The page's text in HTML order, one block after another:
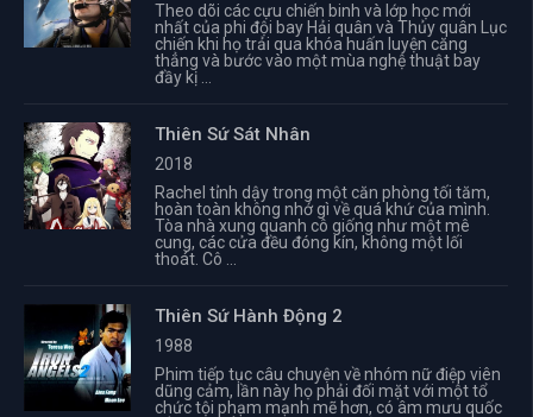
Theo dõi các cựu chiến binh và lớp học mới
nhất của phi đội bay Hải quân và Thủy quân Lục
chiến khi họ trải qua khóa huấn luyện căng
thẳng và bước vào một mùa nghệ thuật bay
đầy kị ...
Thiên Sứ Sát Nhân
2018
Rachel tỉnh dậy trong một căn phòng tối tăm,
hoàn toàn không nhớ gì về quá khứ của mình.
Tòa nhà xung quanh cô giống như một mê
cung, các cửa đều đóng kín, không một lối
thoát. Cô ...
Thiên Sứ Hành Động 2
1988
Phim tiếp tục câu chuyện về nhóm nữ điệp viên
dũng cảm, lần này họ phải đối mặt với một tổ
chức tội phạm mạnh mẽ hơn, có âm mưu quốc